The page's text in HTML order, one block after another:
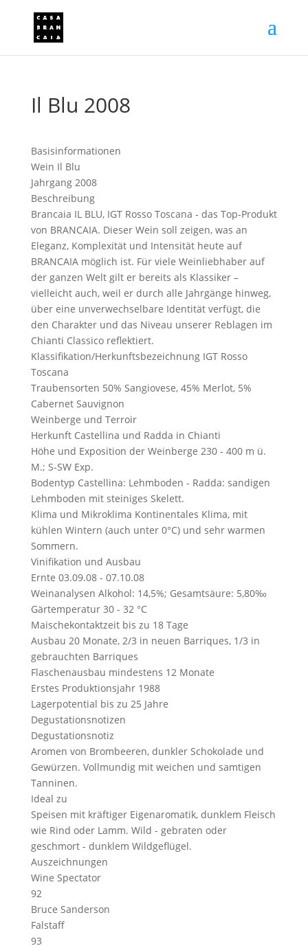
Il Blu 2008
Basisinformationen
Wein Il Blu
Jahrgang2008
Beschreibung
Brancaia IL BLU, IGT Rosso Toscana - das Top-Produkt
von BRANCAIA. Dieser Wein soll zeigen, was an
Eleganz, Komplexität und Intensität heute auf
BRANCAIA möglich ist. Für viele Weinliebhaber auf
der ganzen Welt gilt er bereits als Klassiker –
vielleicht auch, weil er durch alle Jahrgänge hinweg,
über eine unverwechselbare Identität verfügt, die
den Charakter und das Niveau unserer Reblagen im
Chianti Classico reflektiert.
Klassifikation/HerkunftsbezeichnungIGT Rosso
Toscana
Traubensorten 50% Sangiovese, 45% Merlot, 5%
Cabernet Sauvignon
Weinberge und Terroir
HerkunftCastellina und Radda in Chianti
Höhe und Exposition der Weinberge 230 - 400 m ü.
M.; S-SW Exp.
Bodentyp Castellina: Lehmboden - Radda: sandigen
Lehmboden mit steiniges Skelett.
Klima und Mikroklima Kontinentales Klima, mit
kühlen Wintern (auch unter 0°C) und sehr warmen
Sommern.
Vinifikation und Ausbau
Ernte 03.09.08 - 07.10.08
Weinanalysen Alkohol: 14,5%; Gesamtsäure: 5,80‰
Gärtemperatur30 - 32 °C
Maischekontaktzeitbis zu 18 Tage
Ausbau 20 Monate, 2/3 in neuen Barriques, 1/3 in
gebrauchten Barriques
Flaschenausbau mindestens 12 Monate
Erstes Produktionsjahr1988
Lagerpotential bis zu 25 Jahre
Degustationsnotizen
Degustationsnotiz
Aromen von Brombeeren, dunkler Schokolade und
Gewürzen. Vollmundig mit weichen und samtigen
Tanninen.
Ideal zu
Speisen mit kräftiger Eigenaromatik, dunklem Fleisch
wie Rind oder Lamm. Wild - gebraten oder
geschmort - dunklem Wildgeflügel.
Auszeichnungen
Wine Spectator
92
Bruce Sanderson
Falstaff
93